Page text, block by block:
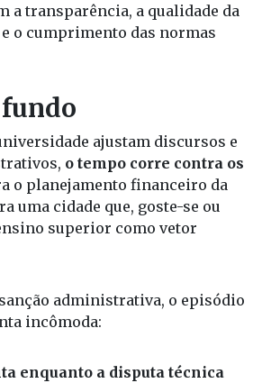
a transparência, a qualidade da
o cumprimento das normas
fundo
ajustam discursos e
o tempo corre contra os
o planejamento financeiro da
uma cidade que, goste-se ou
superior como vetor
administrativa, o episódio
incômoda:
enquanto a disputa técnica